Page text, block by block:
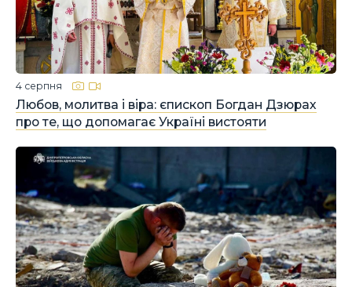
Любов, молитва і віра: єпископ Богдан Дзюрах
про те, що допомагає Україні вистояти
4 серпня